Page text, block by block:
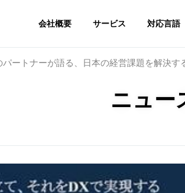
会社概要 サービス 対応言語
ートナーが語る、日本の経営課題を解決
ニュー